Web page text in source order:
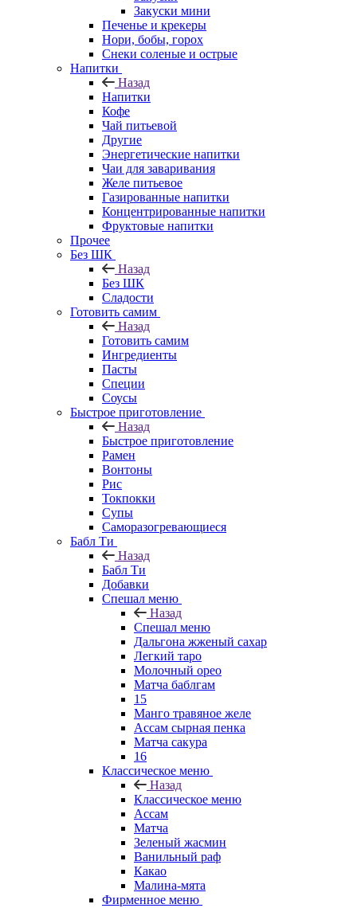
Закуски мини
Печенье и крекеры
Нори, бобы, горох
Снеки соленые и острые
Напитки
Назад
Напитки
Кофе
Чай питьевой
Другие
Энергетические напитки
Чаи для заваривания
Желе питьевое
Газированные напитки
Концентрированные напитки
Фруктовые напитки
Прочее
Без ШК
Назад
Без ШК
Сладости
Готовить самим
Назад
Готовить самим
Ингредиенты
Пасты
Специи
Соусы
Быстрое приготовление
Назад
Быстрое приготовление
Рамен
Вонтоны
Рис
Токпокки
Супы
Саморазогревающиеся
Бабл Ти
Назад
Бабл Ти
Добавки
Спешал меню
Назад
Спешал меню
Дальгона жженый сахар
Легкий таро
Молочный орео
Матча баблгам
15
Манго травяное желе
Ассам сырная пенка
Матча сакура
16
Классическое меню
Назад
Классическое меню
Ассам
Матча
Зеленый жасмин
Ванильный раф
Какао
Малина-мята
Фирменное меню